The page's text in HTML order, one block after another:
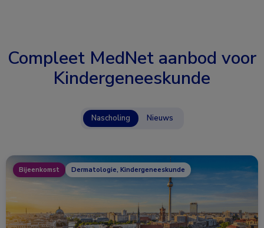
Compleet MedNet aanbod voor
Kindergeneeskunde
Nascholing Nieuws
Bijeenkomst Dermatologie, Kindergeneeskunde